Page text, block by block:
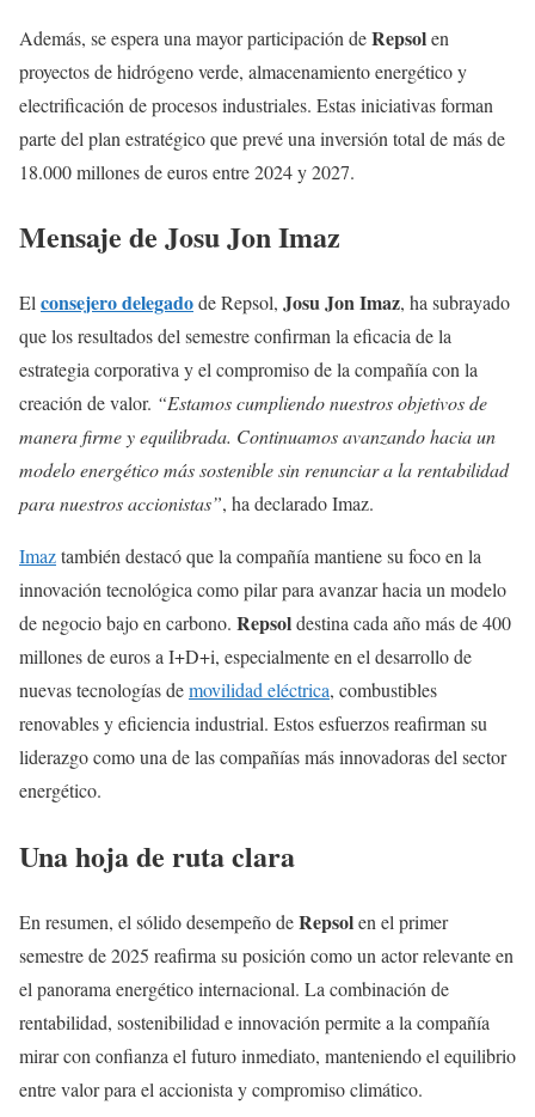
Además, se espera una mayor participación deRepsolen
proyectos de hidrógeno verde, almacenamiento energético y
electrificación de procesos industriales. Estas iniciativas forman
parte del plan estratégico que prevé una inversión total de más de
18.000 millones de euros entre 2024 y 2027.
Mensaje de Josu Jon Imaz
Elconsejero delegadode Repsol, Josu Jon Imaz, ha subrayado
que los resultados del semestre confirman la eficacia de la
estrategia corporativa y el compromiso de la compañía con la
creación de valor. “Estamos cumpliendo nuestros objetivos de
manera firme y equilibrada. Continuamos avanzando hacia un
modelo energético más sostenible sin renunciar a la rentabilidad
para nuestros accionistas”, ha declarado Imaz.
Imaztambién destacó que la compañía mantiene su foco en la
innovación tecnológica como pilar para avanzar hacia un modelo
de negocio bajo en carbono. Repsoldestina cada año más de 400
millones de euros a I+D+i, especialmente en el desarrollo de
nuevas tecnologías demovilidad eléctrica, combustibles
renovables y eficiencia industrial. Estos esfuerzos reafirman su
liderazgo como una de las compañías más innovadoras del sector
energético.
Una hoja de ruta clara
En resumen, el sólido desempeño deRepsolen el primer
semestre de 2025 reafirma su posición como un actor relevante en
el panorama energético internacional. La combinación de
rentabilidad, sostenibilidad e innovación permite a la compañía
mirar con confianza el futuro inmediato, manteniendo el equilibrio
entre valor para el accionista y compromiso climático.